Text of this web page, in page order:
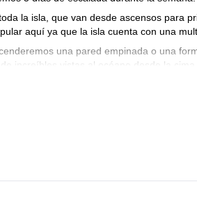
la isla, que van desde ascensos para
aquí ya que la isla cuenta con una
una pared empinada o una
increíbles vistas al océano desde la cima.
viaje de 7 días de escalada en
disfrutarás de mi